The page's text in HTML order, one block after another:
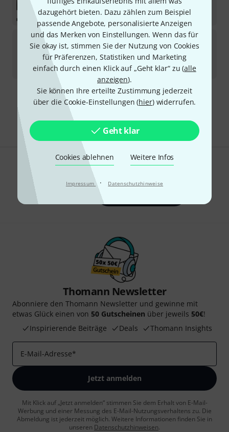
dazugehört bieten. Dazu zählen zum Beispiel
passende Angebote, personalisierte Anzeigen
und das Merken von Einstellungen. Wenn das für
Sie okay ist, stimmen Sie der Nutzung von Cookies
für Präferenzen, Statistiken und Marketing
einfach durch einen Klick auf „Geht klar“ zu (alle
anzeigen).
Sie können Ihre erteilte Zustimmung jederzeit
über die Cookie-Einstellungen (hier) widerrufen.
Geht klar
Cookies ablehnen Weitere Infos
Impressum · Datenschutzhinweise
Sofort lieferbar
109 €
PyramidViolin String D
10
Sofort lieferbar
4,60 €
Kostenloser Versand ab 29 €
Gefällt Ihnen, was Sie sehen?
Thomann Newsletter
Abonniere den Thomann Newsletter und gewinne mit
etwas Glück einen von 50 Gutscheinen über jeweils 50€!
Inspirierende Beiträge
Deals Thomann Insights
E-Mail-Adresse*
Jetzt anmelden
Mit Klick auf „Jetzt anmelden“ stimmen Sie dem Erhalt von E-Mail-
Werbung und einer Messung des E-Mail-Nutzungsverhaltens zu. Die
Abmeldung ist jederzeit möglich. Weitere Informationen finden Sie in
unseren Datenschutzhinweisen.